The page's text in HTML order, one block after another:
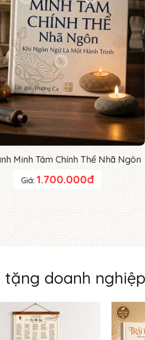
Minh Tâm Chính Thể Nhã Ngôn
Giá: 1.700.000đ
tặng doanh nghiệp